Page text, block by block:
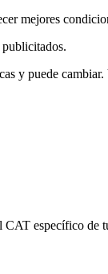
mejores
y puede cambiar.
específico de